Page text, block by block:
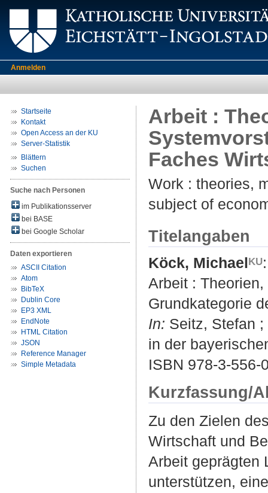
Anmelden
Startseite
Kontakt
Open Access an der KU
Server-Statistik
Blättern
Suchen
Suche nach Personen
im Publikationsserver
bei BASE
bei Google Scholar
Daten exportieren
ASCII Citation
Atom
BibTeX
Dublin Core
EP3 XML
EndNote
HTML Citation
JSON
Reference Manager
Simple Metadata
Arbeit :
Faches
Work : theories,
subject of
Titelangaben
Köck, Michael
:
Arbeit :
Grundkategorie
In: Seitz, Stefan
in der
ISBN 978-3-556-
Kurzfassung/
Zu den Zielen
Wirtschaft und
Arbeit geprägten
unterstützen,